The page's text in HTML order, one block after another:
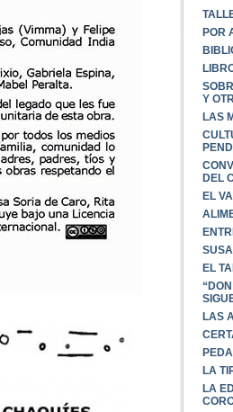
POR
Y
LAS
DEL
EL
EL
LAS
LA
LA